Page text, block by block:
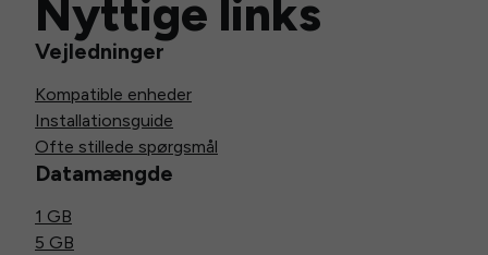
Nyttige links
Vejledninger
Kompatible enheder
Installationsguide
Ofte stillede spørgsmål
Datamængde
1 GB
5 GB